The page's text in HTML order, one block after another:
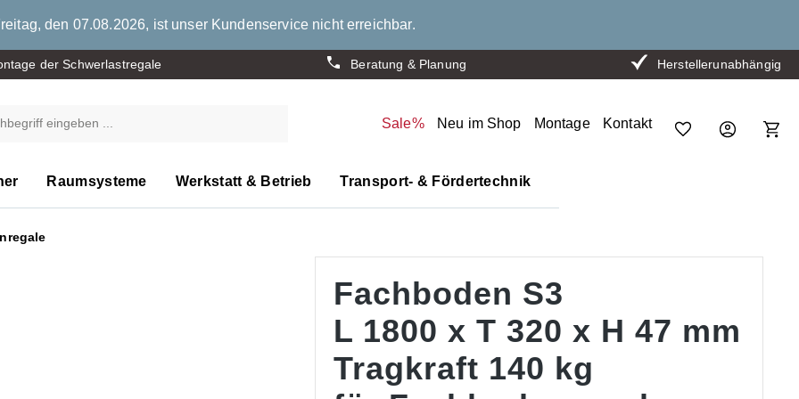
den 07.08.2026, ist unser Kundenservice nicht erreichbar.
der Schwerlastregale Beratung & Planung Herstellerunabhängig
Sale% Neu im Shop Montage Kontakt
Raumsysteme Werkstatt & Betrieb Transport- & Fördertechnik
Fachboden S3
L 1800 x T 320 x H 47 mm
Tragkraft 140 kg